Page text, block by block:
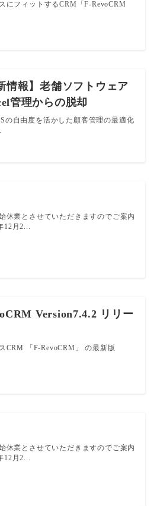
にフィットするCRM「F-RevoCRM
情報】老舗ソフトウェア
管理からの脱却
の自由度を活かした顧客管理の最適化
休業とさせていただきますのでご案内
月2...
Version7.4.2 リリー
CRM 「F-RevoCRM」 の最新版
休業とさせていただきますのでご案内
月2...